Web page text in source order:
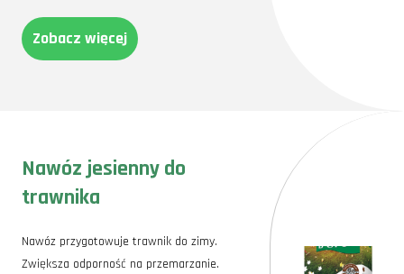
Zobacz więcej
Nawóz jesienny do
trawnika
Nawóz przygotowuje trawnik do zimy.
Zwiększa odporność na przemarzanie.